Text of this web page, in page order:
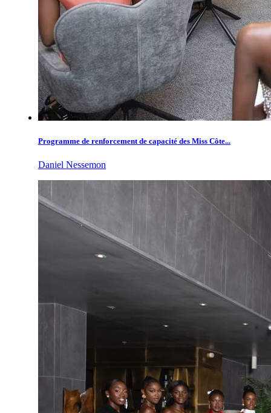
Programme de renforcement de capacité des Miss Côte...
Daniel Nessemon